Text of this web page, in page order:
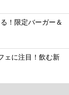
！限定バーガー＆
ェに注目！飲む新